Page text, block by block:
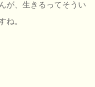
が、生きるってそうい
ね。